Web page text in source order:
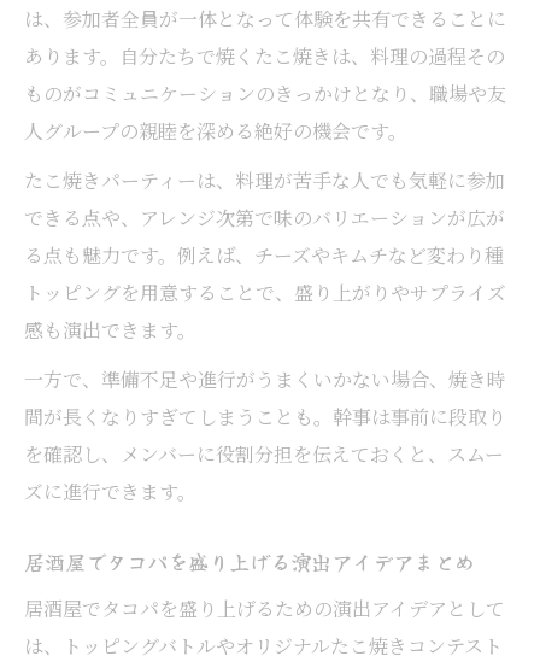
は、参加者全員が一体となって体験を共有できることに
あります。自分たちで焼くたこ焼きは、料理の過程その
ものがコミュニケーションのきっかけとなり、職場や友
人グループの親睦を深める絶好の機会です。
たこ焼きパーティーは、料理が苦手な人でも気軽に参加
できる点や、アレンジ次第で味のバリエーションが広が
る点も魅力です。例えば、チーズやキムチなど変わり種
トッピングを用意することで、盛り上がりやサプライズ
感も演出できます。
一方で、準備不足や進行がうまくいかない場合、焼き時
間が長くなりすぎてしまうことも。幹事は事前に段取り
を確認し、メンバーに役割分担を伝えておくと、スムー
ズに進行できます。
居酒屋でタコパを盛り上げる演出アイデアまとめ
居酒屋でタコパを盛り上げるための演出アイデアとして
は、トッピングバトルやオリジナルたこ焼きコンテスト